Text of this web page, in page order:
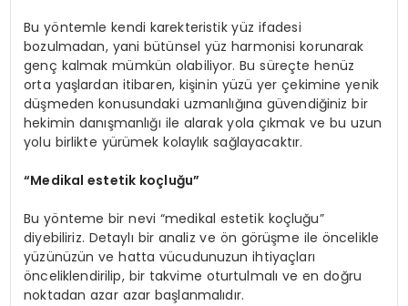
Bu yöntemle kendi karekteristik yüz ifadesi
bozulmadan, yani bütünsel yüz harmonisi korunarak
genç kalmak mümkün olabiliyor. Bu süreçte henüz
orta yaşlardan itibaren, kişinin yüzü yer çekimine yenik
düşmeden konusundaki uzmanlığına güvendiğiniz bir
hekimin danışmanlığı ile alarak yola çıkmak ve bu uzun
yolu birlikte yürümek kolaylık sağlayacaktır.
“Medikal estetik koçluğu”
Bu yönteme bir nevi “medikal estetik koçluğu”
diyebiliriz. Detaylı bir analiz ve ön görüşme ile öncelikle
yüzünüzün ve hatta vücudunuzun ihtiyaçları
önceliklendirilip, bir takvime oturtulmalı ve en doğru
noktadan azar azar başlanmalıdır.